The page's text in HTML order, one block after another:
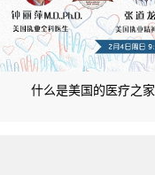
什么是美国的医疗之家